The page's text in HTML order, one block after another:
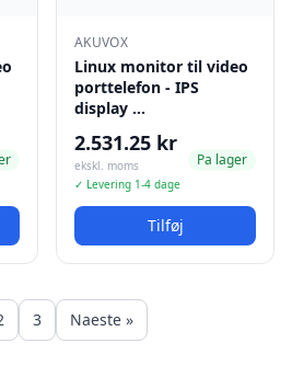
AKUVOX
Linux monitor til video
porttelefon - IPS
display …
2.531.25 kr
ekskl. moms
✓ Levering 1-4 dage
Pa lager
Tilføj
3 Naeste »